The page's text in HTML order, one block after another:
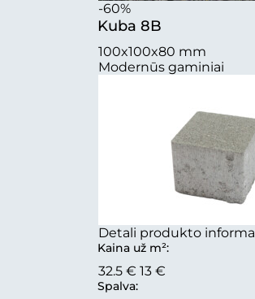
-60%
Kuba 8B
100x100x80 mm
Modernūs gaminiai
Detali produkto
Kaina už m²:
32.5 € 13 €
Spalva: